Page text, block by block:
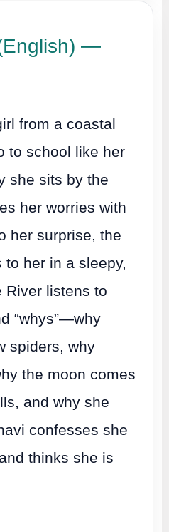
—
from a coastal
to school like her
she sits by the
her worries with
her surprise, the
her in a sleepy,
River listens to
“whys”—why
spiders, why
the moon comes
and why she
confesses she
thinks she is